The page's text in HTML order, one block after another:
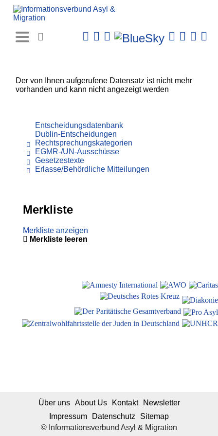
Der von Ihnen aufgerufene Datensatz ist nicht mehr
vorhanden und kann nicht angezeigt werden
Entscheidungsdatenbank
Dublin-Entscheidungen
Rechtsprechungskategorien
EGMR-/UN-Ausschüsse
Gesetzestexte
Erlasse/Behördliche Mitteilungen
Merkliste
Merkliste anzeigen
Merkliste leeren
© Informationsverbund Asyl & Migration
Über uns About Us Kontakt
Newsletter
Impressum
Datenschutz Sitemap